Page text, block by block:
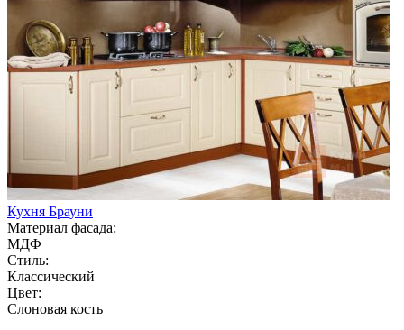
Кухня Брауни
Материал фасада:
МДФ
Стиль:
Классический
Цвет:
Слоновая кость